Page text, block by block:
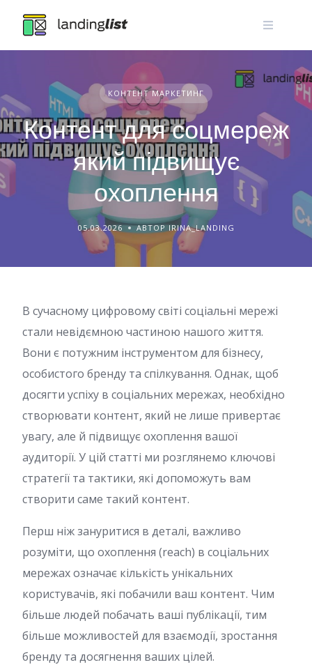
content
КОНТЕНТ МАРКЕТИНГ
Контент для соцмереж
який підвищує
охоплення
05.03.2026 АВТОР IRINA_LANDING
В сучасному цифровому світі соціальні мережі
стали невідємною частиною нашого життя.
Вони є потужним інструментом для бізнесу,
особистого бренду та спілкування. Однак, щоб
досягти успіху в соціальних мережах, необхідно
створювати контент, який не лише привертає
увагу, але й підвищує охоплення вашої
аудиторії. У цій статті ми розглянемо ключові
стратегії та тактики, які допоможуть вам
створити саме такий контент.
Перш ніж зануритися в деталі, важливо
розуміти, що охоплення (reach) в соціальних
мережах означає кількість унікальних
користувачів, які побачили ваш контент. Чим
більше людей побачать ваші публікації, тим
більше можливостей для взаємодії, зростання
бренду та досягнення ваших цілей.